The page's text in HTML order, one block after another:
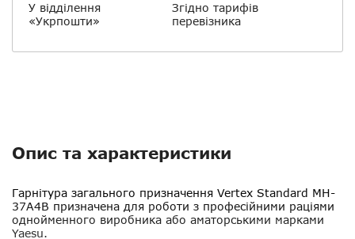
У відділення
«Укрпошти»
Згідно тарифів
перевізника
Опис та характеристики
Гарнітура загального призначення Vertex Standard MH-
37A4B призначена для роботи з професійними раціями
однойменного виробника або аматорськими марками
Yaesu.